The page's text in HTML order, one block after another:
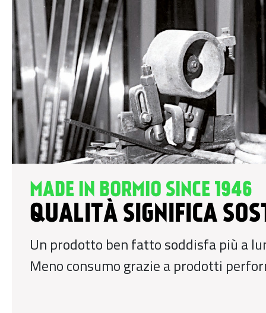
MADE IN BORMIO SINCE 1946
QUALITÀ SIGNIFICA
Un prodotto ben fatto soddisfa più a
Meno consumo grazie a prodotti